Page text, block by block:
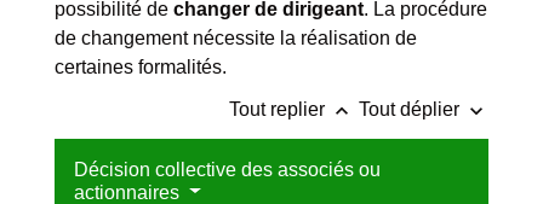
possibilité de changer de dirigeant. La procédure
de changement nécessite la réalisation de
certaines formalités.
Tout replier keyboard_arrow_up Tout déplier keyboard_arrow_down
Décision collective des associés ou
actionnaires